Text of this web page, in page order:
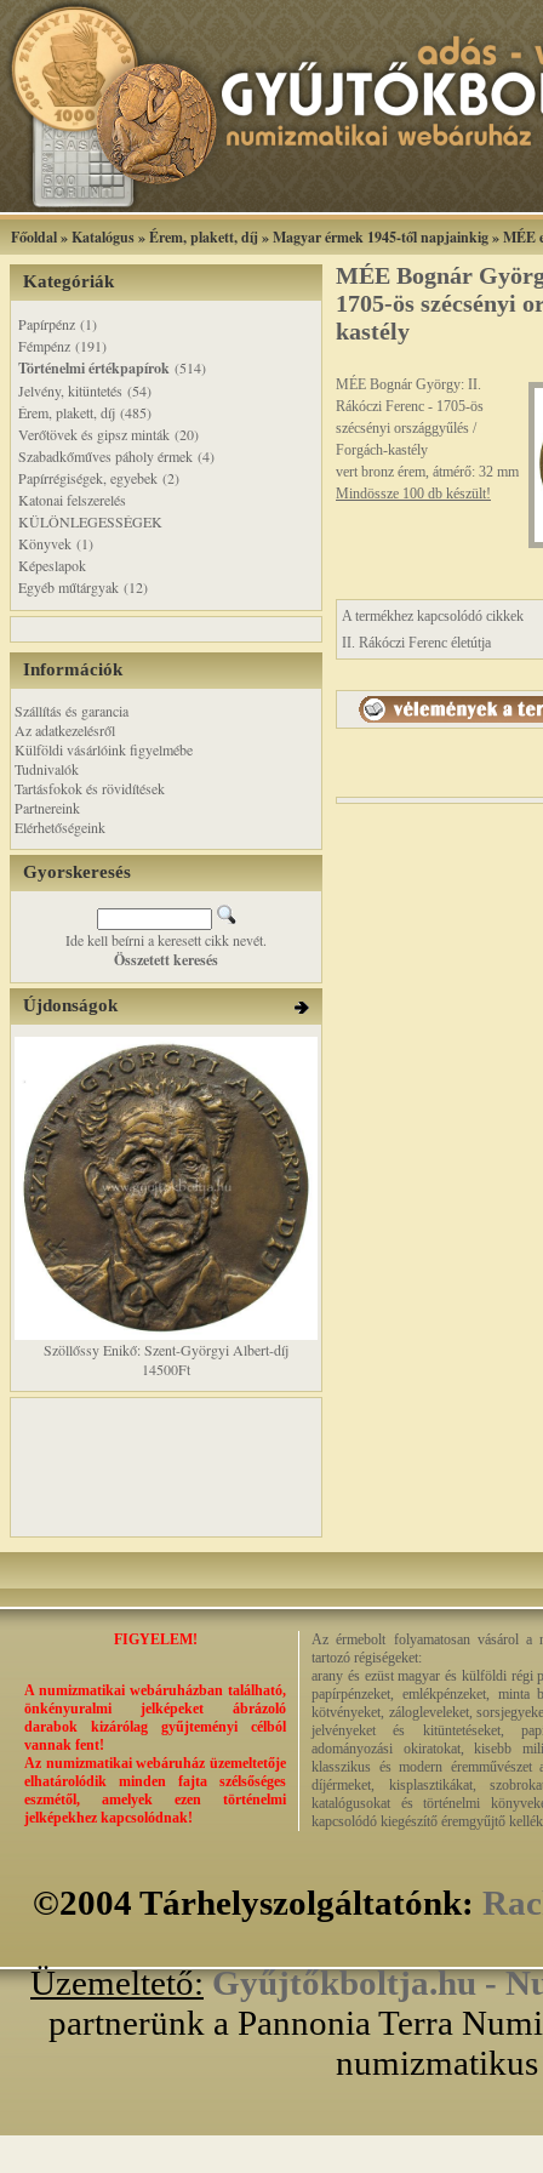
Főoldal»Katalógus»Érem, plakett, díj »Magyar érmek 1945-től napjainkig»MÉE
Kategóriák
Papírpénz (1)
Fémpénz (191)
Történelmi értékpapírok (514)
Jelvény, kitüntetés (54)
Érem, plakett, díj (485)
Verőtövek és gipsz minták (20)
Szabadkőműves páholy érmek (4)
Papírrégiségek, egyebek (2)
Katonai felszerelés
KÜLÖNLEGESSÉGEK
Könyvek (1)
Képeslapok
Egyéb műtárgyak (12)
Információk
Szállítás és garancia
Az adatkezelésről
Külföldi vásárlóink figyelmébe
Tudnivalók
Tartásfokok és rövidítések
Partnereink
Elérhetőségeink
Gyorskeresés
Ide kell beírni a keresett cikk nevét.
Összetett keresés
Újdonságok
Szöllőssy Enikő: Szent-Györgyi Albert-díj
14500Ft
MÉE Bognár
1705-ös szécsényi
kastély
MÉE Bognár György: II.
Rákóczi Ferenc - 1705-ös
szécsényi országgyűlés /
Forgách-kastély
vert bronz érem, átmérő: 32 mm
Mindössze 100 db készült!
A termékhez kapcsolódó cikkek
II. Rákóczi Ferenc életútja
FIGYELEM!
A numizmatikai webáruházban található,
önkényuralmi jelképeket ábrázoló
darabok kizárólag gyűjteményi célból
vannak fent!
Az numizmatikai webáruház üzemeltetője
elhatárolódik minden fajta szélsőséges
eszmétől, amelyek ezen történelmi
jelképekhez kapcsolódnak!
Az érmebolt folyamatosan vásárol a
tartozó régiségeket:
arany és ezüst magyar és külföldi régi
papírpénzeket, emlékpénzeket, minta
kötvényeket, zálogleveleket,
jelvényeket és kitüntetéseket,
adományozási okiratokat, kisebb
klasszikus és modern éremművészet
díjérmeket, kisplasztikákat,
katalógusokat és történelmi
kapcsolódó kiegészítő éremgyűjtő
©2004 Tárhelyszolgáltatónk:
Üzemeltető: Gyűjtőkboltja.hu -
partnerünk a Pannonia Terra
numizmatikus